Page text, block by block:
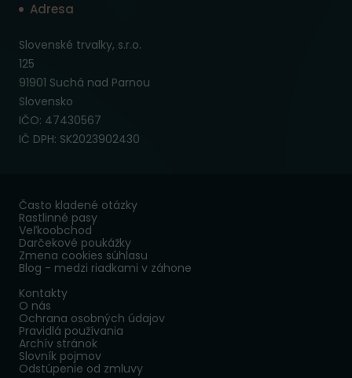
Adresa
Slovenské trvalky, s.r.o.
125
91901 Suchá nad Parnou
Slovensko
IČO: 47430567
IČ DPH: SK2023902430
Často kladené otázky
Rastlinné pasy
Veľkoobchod
Darčekové poukážky
Zmena cookies súhlasu
Blog - medzi riadkami v záhone
Kontakty
O nás
Ochrana osobných údajov
Pravidlá používania
Archív stránok
Slovník pojmov
Odstúpenie od zmluvy